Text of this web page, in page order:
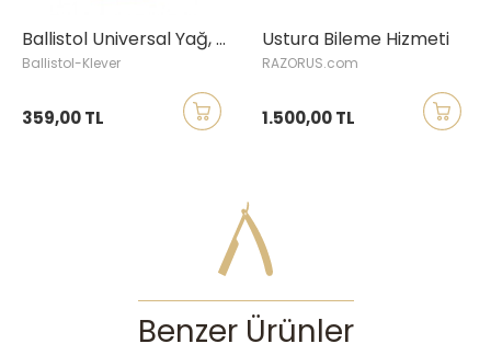
Ballistol Universal Yağ, 50 ml
Ballistol-Klever
359,00 TL
Ustura Bileme Hizmeti
RAZORUS.com
1.500,00 TL
Benzer Ürünler